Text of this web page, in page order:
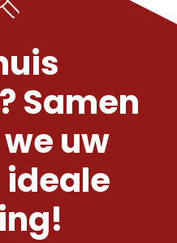
Samen
uw